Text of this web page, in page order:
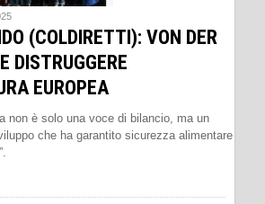
(COLDIRETTI): VON DER
DISTRUGGERE
EUROPEA
non è solo una voce di bilancio, ma un
che ha garantito sicurezza alimentare